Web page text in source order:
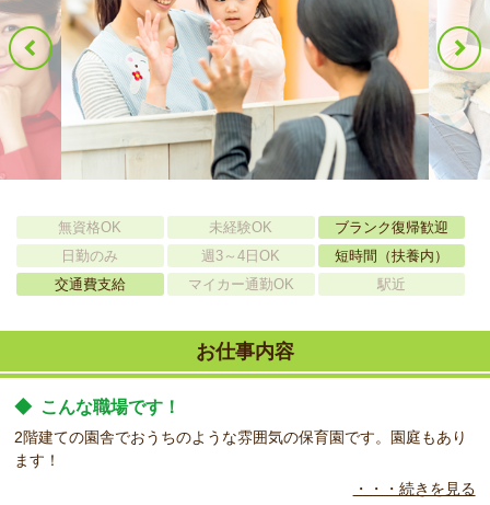
無資格OK 未経験OK
ブランク復帰歓迎
日勤のみ
週3～4日OK
短時間（扶養内）
交通費支給
マイカー通勤OK 駅近
お仕事内容
◆ こんな職場です！
2階建ての園舎でおうちのような雰囲気の保育園です。園庭もあり
ます！
・・・続きを見る